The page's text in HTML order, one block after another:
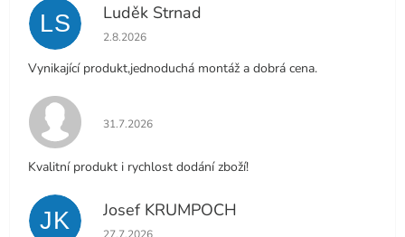
LS Luděk Strnad
Hodnocení obchodu je 5 z 5 hvězdiček.
2.8.2026
Vynikající produkt,jednoduchá montáž a dobrá cena.
Hodnocení obchodu je 5 z 5 hvězdiček.
31.7.2026
Kvalitní produkt i rychlost dodání zboží!
JK Josef KRUMPOCH
Hodnocení obchodu je 5 z 5 hvězdiček.